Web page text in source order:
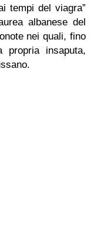
tempi del viagra”
albanese del
nei quali, fino
insaputa,